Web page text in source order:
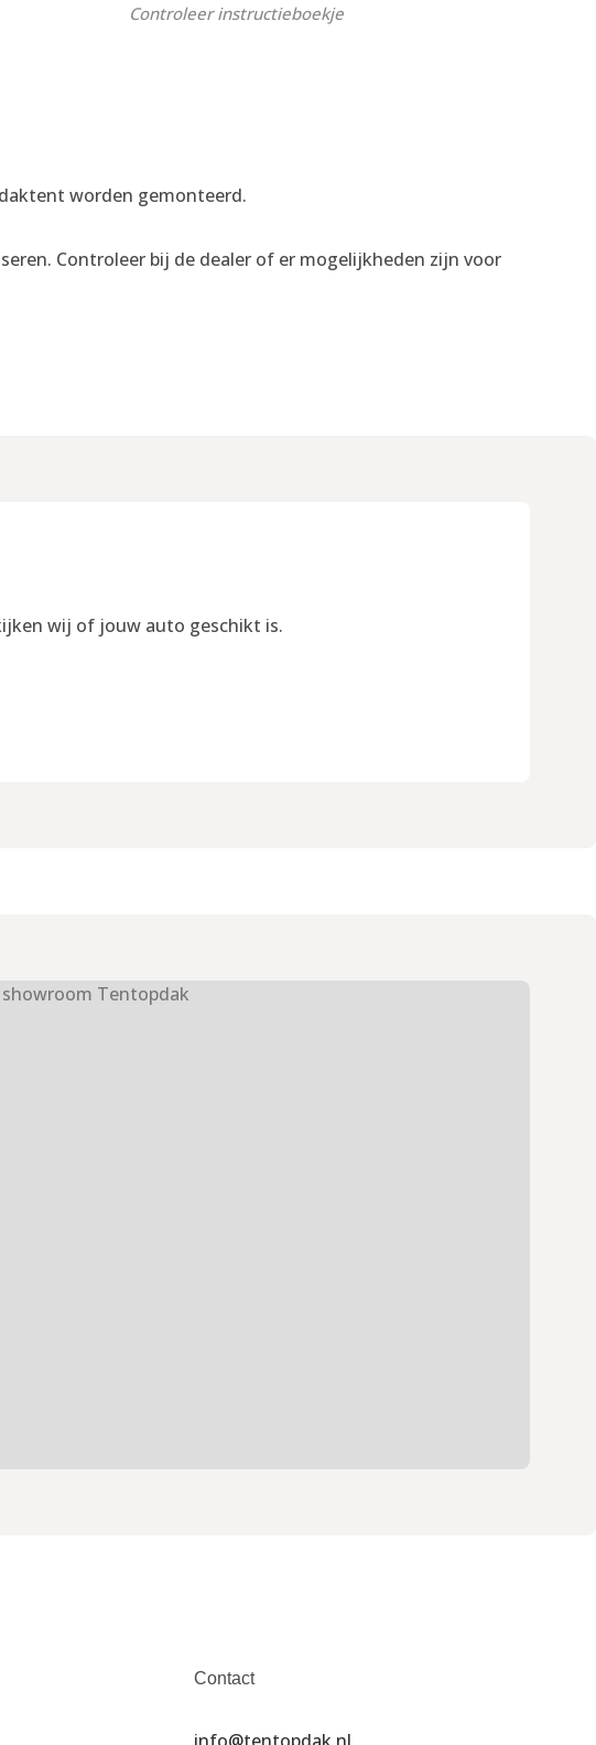
Controleer instructieboekje
worden gemonteerd.
Controleer bij de dealer of er mogelijkheden zijn voor
wij of jouw auto geschikt is.
Contact